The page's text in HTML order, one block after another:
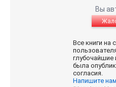
Вы
Все книги на
глубочайшие
была
согласия.
Напишите нам